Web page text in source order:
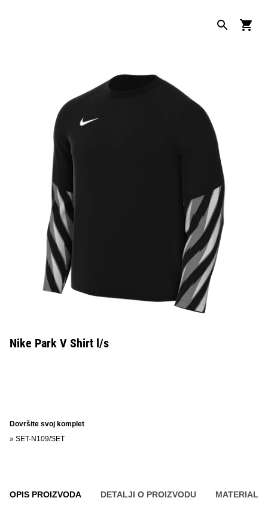
Nike Park V Shirt l/s
Dovršite svoj komplet
» SET-N109/SET
OPIS PROIZVODA DETALJI O PROIZVODU MATERIAL